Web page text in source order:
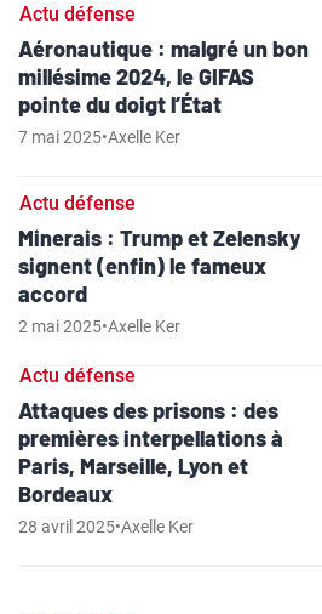
Actu défense
Aéronautique : malgré un bon
millésime 2024, le GIFAS
pointe du doigt l’État
7 mai 2025•Axelle Ker
Actu défense
Minerais : Trump et Zelensky
signent (enfin) le fameux
accord
2 mai 2025•Axelle Ker
Actu défense
Attaques des prisons : des
premières interpellations à
Paris, Marseille, Lyon et
Bordeaux
28 avril 2025•Axelle Ker